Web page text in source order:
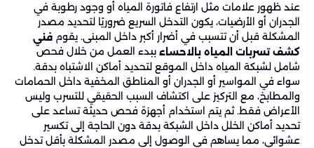
عند ظهور علامات مثل ارتفاع فاتورة المياه أو وجود رطوبة في
الجدران أو الأرضيات، يكون التدخل السريع ضروريًا لتحديد مصدر
المشكلة قبل أن تتسبب في أضرار أكبر داخل المبنى. يقوم فني
كشف تسربات المياه بالاحساء ببدء العمل من خلال فحص
شامل لشبكة المياه داخل الموقع لتحديد أماكن الاشتباه بدقة.
سواء في المواسير أو الجدران أو المناطق المخفية داخل الحمامات
والمطابخ، مع التركيز على اكتشاف السبب الحقيقي للتسرب وليس
الأعراض فقط. ثم يتم استخدام أجهزة فحص حديثة تساعد على
تحديد أماكن الخلل داخل الشبكة بدقة دون الحاجة إلى تكسير
عشوائي، مما يساهم في الوصول إلى مصدر المشكلة بأقل تدخل